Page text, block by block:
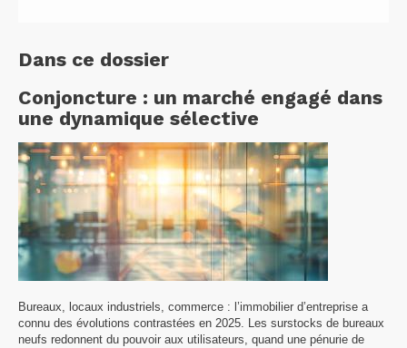
Dans ce dossier
Conjoncture : un marché engagé dans
une dynamique sélective
Bureaux, locaux industriels, commerce : l’immobilier d’entreprise a
connu des évolutions contrastées en 2025. Les surstocks de bureaux
neufs redonnent du pouvoir aux utilisateurs, quand une pénurie de